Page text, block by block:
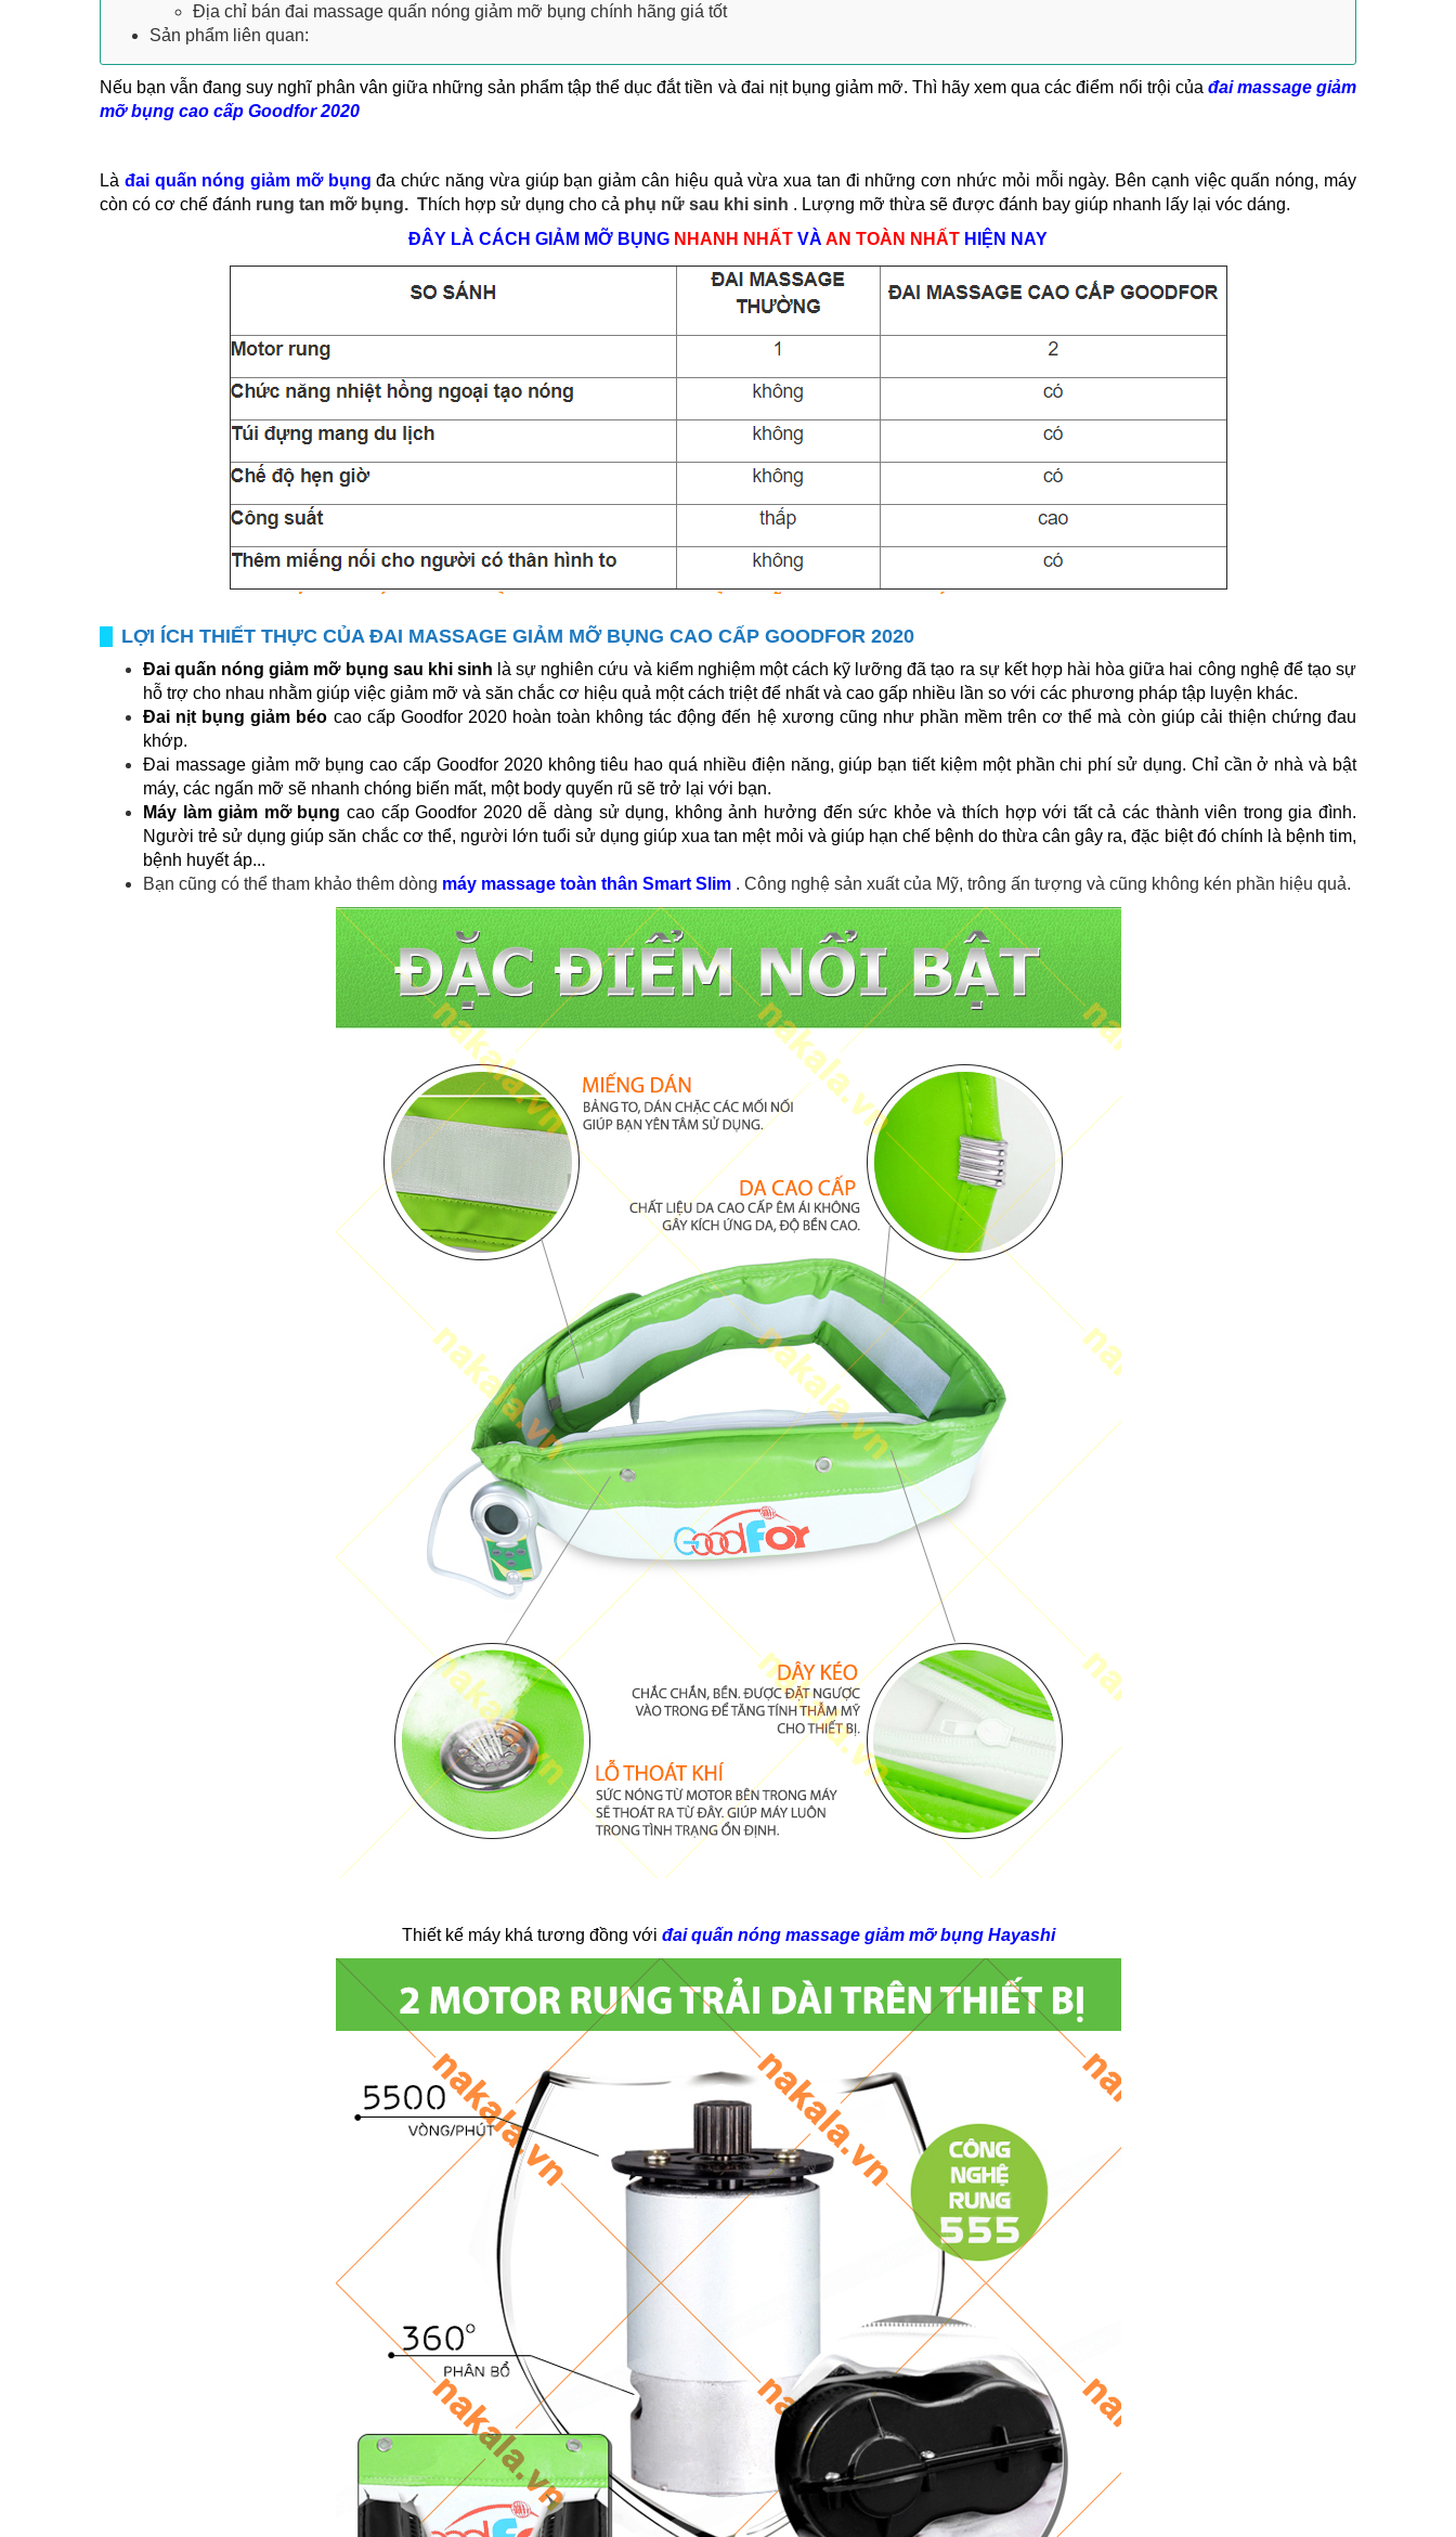
Địa chỉ bán đai massage quấn nóng giảm mỡ bụng chính hãng giá tốt
Sản phẩm liên quan:
Nếu bạn vẫn đang suy nghĩ phân vân giữa những sản phẩm tập thể dục đắt tiền và đai nịt bụng giảm mỡ. Thì hãy xem qua các điểm nổi trội của đai massage giảm
mỡ bụng cao cấp Goodfor 2020
Là đai quấn nóng giảm mỡ bụng đa chức năng vừa giúp bạn giảm cân hiệu quả vừa xua tan đi những cơn nhức mỏi mỗi ngày. Bên cạnh việc quấn nóng, máy
còn có cơ chế đánh rung tan mỡ bụng. Thích hợp sử dụng cho cả phụ nữ sau khi sinh . Lượng mỡ thừa sẽ được đánh bay giúp nhanh lấy lại vóc dáng.
ĐÂY LÀ CÁCH GIẢM MỠ BỤNG NHANH NHẤT VÀ AN TOÀN NHẤT HIỆN NAY
LỢI ÍCH THIẾT THỰC CỦA ĐAI MASSAGE GIẢM MỠ BỤNG CAO CẤP GOODFOR 2020
Đaiquấn nóng giảm mỡ bụng sau khi sinh là sự nghiên cứu và kiểm nghiệm một cách kỹ lưỡng đã tạo ra sự kết hợp hài hòa giữa hai công nghệ để tạo sự
hỗ trợ cho nhau nhằm giúp việc giảm mỡ và săn chắc cơ hiệu quả một cách triệt để nhất và cao gấp nhiều lần so với các phương pháp tập luyện khác.
Đai nịt bụng giảm béo cao cấp Goodfor 2020 hoàn toàn không tác động đến hệ xương cũng như phần mềm trên cơ thể mà còn giúp cải thiện chứng đau
khớp.
Đai massage giảm mỡ bụng cao cấp Goodfor 2020 không tiêu hao quá nhiều điện năng, giúp bạn tiết kiệm một phần chi phí sử dụng. Chỉ cần ở nhà và bật
máy, các ngấn mỡ sẽ nhanh chóng biến mất, một body quyến rũ sẽ trở lại với bạn.
Máy làm giảm mỡ bụng cao cấp Goodfor 2020 dễ dàng sử dụng, không ảnh hưởng đến sức khỏe và thích hợp với tất cả các thành viên trong gia đình.
Người trẻ sử dụng giúp săn chắc cơ thể, người lớn tuổi sử dụng giúp xua tan mệt mỏi và giúp hạn chế bệnh do thừa cân gây ra, đặc biệt đó chính là bệnh tim,
bệnh huyết áp...
Bạn cũng có thể tham khảo thêm dòng máy massage toàn thân Smart Slim . Công nghệ sản xuất của Mỹ, trông ấn tượng và cũng không kén phần hiệu quả.
Thiết kế máy khá tương đồng với đai quấn nóng massage giảm mỡ bụng Hayashi